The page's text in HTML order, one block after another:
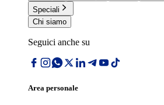
Speciali
Chi siamo
Seguici anche su
Area personale